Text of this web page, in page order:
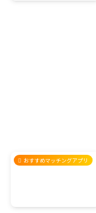
おすすめマッチングアプリ